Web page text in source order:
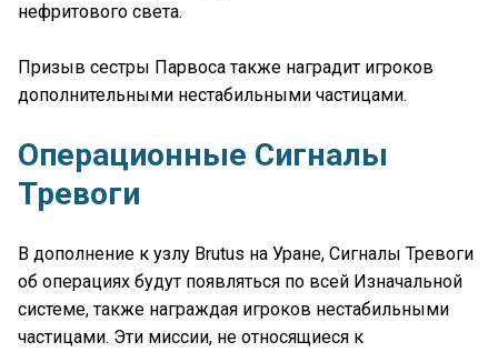
нефритового света.
Призыв сестры Парвоса также наградит игроков
дополнительными нестабильными частицами.
Операционные Сигналы
Тревоги
В дополнение к узлу Brutus на Уране, Сигналы Тревоги
об операциях будут появляться по всей Изначальной
системе, также награждая игроков нестабильными
частицами. Эти миссии, не относящиеся к